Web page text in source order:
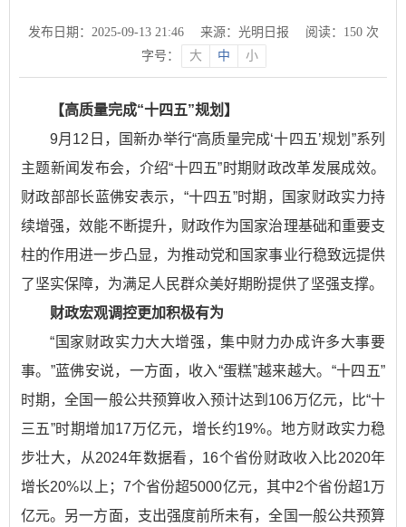
发布日期：2025-09-13 21:46 来源：光明日报 阅读： 150次
字号：
大 中 小
【高质量完成“十四五”规划】
9月12日，国新办举行“高质量完成‘十四五’规划”系列
主题新闻发布会，介绍“十四五”时期财政改革发展成效。
财政部部长蓝佛安表示，“十四五”时期，国家财政实力持
续增强，效能不断提升，财政作为国家治理基础和重要支
柱的作用进一步凸显，为推动党和国家事业行稳致远提供
了坚实保障，为满足人民群众美好期盼提供了坚强支撑。
财政宏观调控更加积极有为
“国家财政实力大大增强，集中财力办成许多大事要
事。”蓝佛安说，一方面，收入“蛋糕”越来越大。“十四五”
时期，全国一般公共预算收入预计达到106万亿元，比“十
三五”时期增加17万亿元，增长约19%。地方财政实力稳
步壮大，从2024年数据看，16个省份财政收入比2020年
增长20%以上；7个省份超5000亿元，其中2个省份超1万
亿元。另一方面，支出强度前所未有，全国一般公共预算